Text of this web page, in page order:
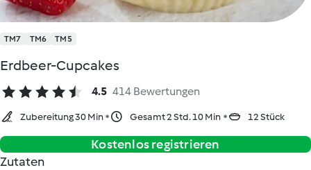
TM7 TM6 TM5
Erdbeer-Cupcakes
4.5 414 Bewertungen
Zubereitung 30 Min Gesamt 2 Std. 10 Min 12 Stück
Kostenlos registrieren
Zutaten